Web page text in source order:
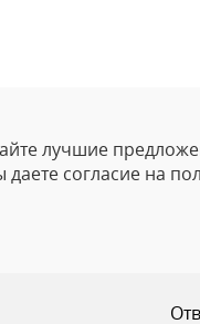
лучшие
согласие на